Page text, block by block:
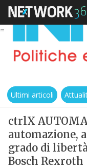
Ultimi articoli
ctrlX
automazione,
grado di
Bosch Rexroth